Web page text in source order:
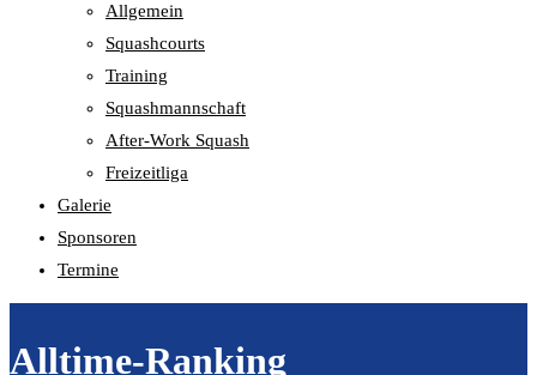
Allgemein
Squashcourts
Training
Squashmannschaft
After-Work Squash
Freizeitliga
Galerie
Sponsoren
Termine
Alltime-Ranking